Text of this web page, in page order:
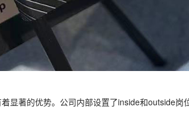
显著的优势。公司内部设置了inside和outside